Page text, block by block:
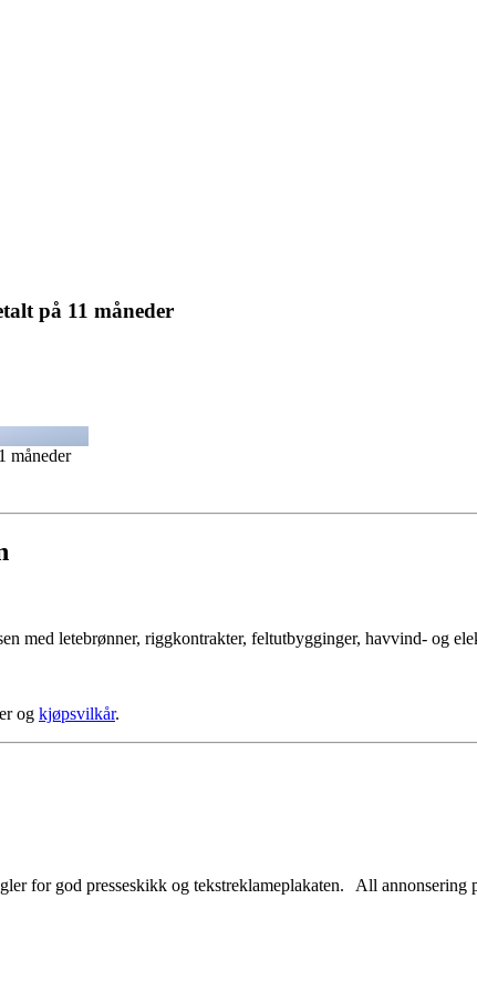
på 11 måneder
måneder
med letebrønner, riggkontrakter, feltutbygginger, havvind- og
og kjøpsvilkår.
for god presseskikk og tekstreklameplakaten. All